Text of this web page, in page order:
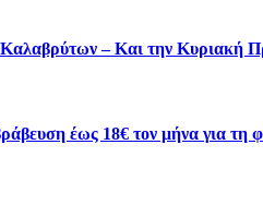
Καλαβρύτων – Και την
έως 18€ τον μήνα για τη